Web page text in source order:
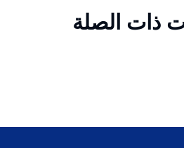
ذات الصلة